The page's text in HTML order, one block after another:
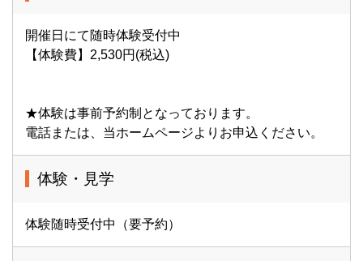
開催日にて随時体験受付中
【体験費】2,530円(税込)
★体験は事前予約制となっております。
電話または、当ホームページよりお申込ください。
体験・見学
体験随時受付中（要予約）